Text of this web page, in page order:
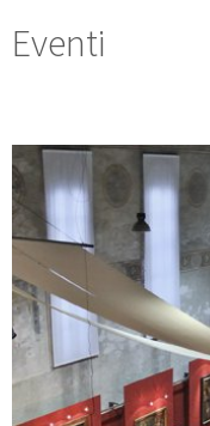
Eventi